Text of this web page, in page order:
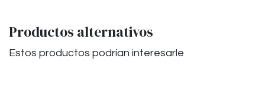
Productos alternativos
Estos productos podrían interesarle